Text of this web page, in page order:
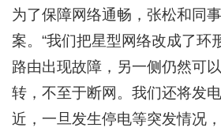
为了保障网络通畅，张松和同
案。“我们把星型网络改成了环
路由出现故障，另一侧仍然可
转，不至于断网。我们还将发
近，一旦发生停电等突发情况